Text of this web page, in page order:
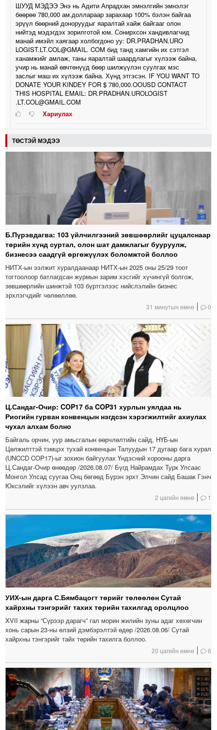
ШУУД МЭДЭЭ Энэ нь Адити Апрадхан эмнэлгийн эмнэлэг
бөөрөө 780,000 ам.доллараар зарахаар 100% бэлэн байгаа
эрүүл бөөрний доноруудыг яаралтай хайж байгааг олон
нийтэд мэдэгдэх зорилготой юм. Сонирхсон хандивлагчид
манай имэйл хаягаар холбогдоно уу: DR.PRADHAN.URO
LOGIST.LT.COL@GMAIL. COM бид танд хамгийн их сэтгэл
ханамжийг амлаж, таны яаралтай шаардлагыг хүлээж байна,
учир нь манай өвчтөнүүд бөөр шилжүүлэн суулгах мэс
заслыг маш их хүлээж байна. Хүнд этгэсэн. IF YOU WANT TO
DONATE YOUR KINDEY FOR $ 780,000.OOUSD CONTACT
THIS HOSPITAL EMAIL: DR.PRADHAN.UROLOGIST
.LT.COL@GMAIL.COM
Хариулах
ТӨСТЭЙ МЭДЭЭ
Б.Пүрэвдагва: 103 үйлчилгээний зөвшөөрлийг цуцалснаар
төрийн хүнд суртал, олон шат дамжлагыг бууруулж,
бизнесээ саадгүй өргөжүүлэх боломжтой боллоо
НИТХ-ын ээлжит хуралдаанаар НИТХ-ын 2025 оны 25/29 тоот
тогтоолоор батлагдсан журмын зарим хэсгийг хүчингүй болгож,
зөвшөөрлийн шинжтэй 103 бүртгэлээс нийслэлийн бизнес
эрхлэгчдийг чөлөөллөө.
31 минутын өмнө 0
Ц.Сандаг-Очир: COP17 ба COP31 хурлын уялдаа нь
Риогийн гурван конвенцын нэгдсэн хэрэгжилтийг ахиулах
чухал алхам болно
Байгаль орчин, уур амьсгалын өөрчлөлтийн сайд, НҮБ-ын
Цөлжилттэй тэмцэх тухай конвенцын Талуудын 17 дугаар бага хурал
(UNCCD COP17)-ыг зохион байгуулах Үндэсний хорооны дарга
Ц.Сандаг-Очир өнөөдөр /2026.08.07/ Бүгд Найрамдах Турк Улсаас
Монгол Улсад суугаа Онц бөгөөд Бүрэн эрхт Элчин сайд Башак Гэнч
Юксэлийг хүлээн авч уулзлаа.
2 цагийн өмнө 1
УИХ-ын дарга С.Бямбацогт төрийг төлөөлөн Сутай
хайрхны тэнгэрийг тахих төрийн тахилгад оролцлоо
XVII жарны “Сүрээр дарагч” гал морин жилийн зуны адаг хөхөгчин
хонь сарын 23-ны өлзий дэмбэрэлтэй өдөр /2026.08.06/ Сутай
хайрхны тэнгэрийг тайх төрийн тахилга боллоо.
20 цагийн өмнө 6